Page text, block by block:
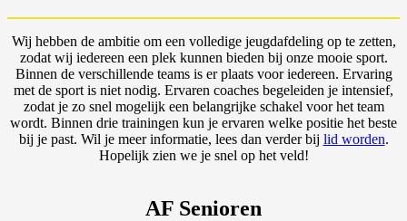
Wij hebben de ambitie om een volledige jeugdafdeling op te zetten,
zodat wij iedereen een plek kunnen bieden bij onze mooie sport.
Binnen de verschillende teams is er plaats voor iedereen. Ervaring
met de sport is niet nodig. Ervaren coaches begeleiden je intensief,
zodat je zo snel mogelijk een belangrijke schakel voor het team
wordt. Binnen drie trainingen kun je ervaren welke positie het beste
bij je past. Wil je meer informatie, lees dan verder bij lid worden.
Hopelijk zien we je snel op het veld!
AF Senioren